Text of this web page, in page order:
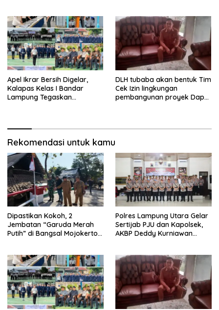
Apel Ikrar Bersih Digelar,
Kalapas Kelas I Bandar
Lampung Tegaskan
DLH tubaba akan bentuk Tim
Cek Izin lingkungan
pembangunan proyek Dapur
Rekomendasi untuk kamu
Dipastikan Kokoh, 2
Jembatan “Garuda Merah
Putih” di Bangsal Mojokerto
Polres Lampung Utara Gelar
Sertijab PJU dan Kapolsek,
AKBP Deddy Kurniawan